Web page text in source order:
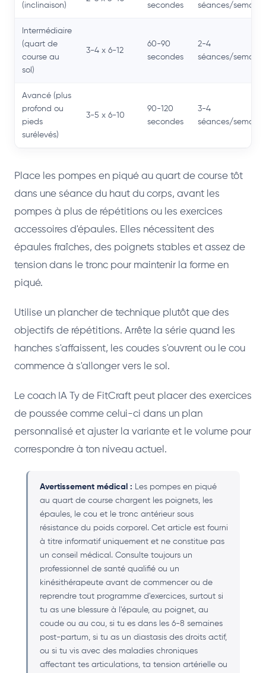
(inclinaison) secondes séances/semaine
Intermédiaire
(quart de
course au
sol)
3-4 x 6-12
60-90
secondes
2-4
séances/semaine
Avancé (plus
profond ou
pieds
surélevés)
3-5 x 6-10
90-120
secondes
3-4
séances/semaine
Place les pompes en piqué au quart de course tôt
dans une séance du haut du corps, avant les
pompes à plus de répétitions ou les exercices
accessoires d'épaules. Elles nécessitent des
épaules fraîches, des poignets stables et assez de
tension dans le tronc pour maintenir la forme en
piqué.
Utilise un plancher de technique plutôt que des
objectifs de répétitions. Arrête la série quand les
hanches s'affaissent, les coudes s'ouvrent ou le cou
commence à s'allonger vers le sol.
Le coach IA Ty de FitCraft peut placer des exercices
de poussée comme celui-ci dans un plan
personnalisé et ajuster la variante et le volume pour
correspondre à ton niveau actuel.
Avertissement médical : Les pompes en piqué
au quart de course chargent les poignets, les
épaules, le cou et le tronc antérieur sous
résistance du poids corporel. Cet article est fourni
à titre informatif uniquement et ne constitue pas
un conseil médical. Consulte toujours un
professionnel de santé qualifié ou un
kinésithérapeute avant de commencer ou de
reprendre tout programme d'exercices, surtout si
tu as une blessure à l'épaule, au poignet, au
coude ou au cou, si tu es dans les 6-8 semaines
post-partum, si tu as un diastasis des droits actif,
ou si tu vis avec des maladies chroniques
affectant tes articulations, ta tension artérielle ou